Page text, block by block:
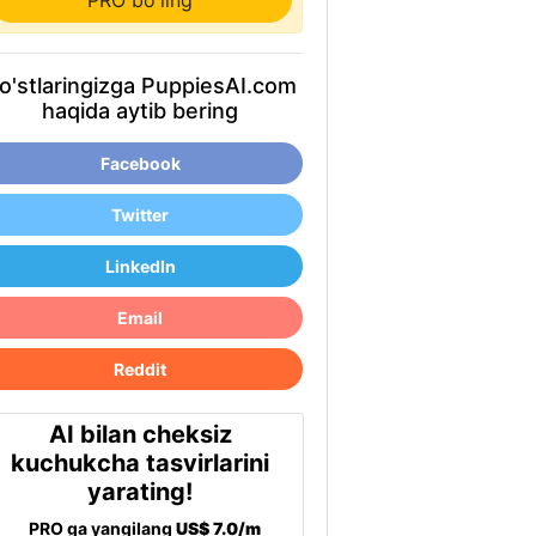
PuppiesAI.com
haqida aytib bering
Facebook
Twitter
LinkedIn
Email
Reddit
AI bilan cheksiz
kuchukcha tasvirlarini
yarating!
PRO ga yangilangUS$ 7.0/m